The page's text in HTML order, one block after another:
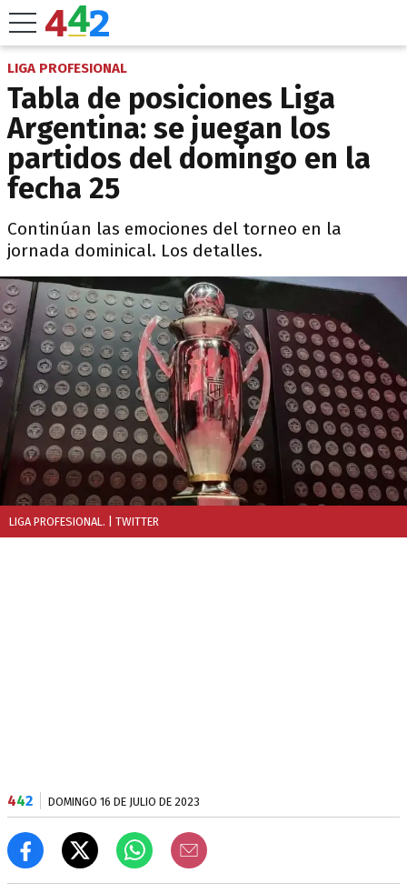
LIGA PROFESIONAL
Tabla de posiciones Liga
Argentina: se juegan los
partidos del domingo en la
fecha 25
Continúan las emociones del torneo en la
jornada dominical. Los detalles.
LIGA PROFESIONAL. | TWITTER
442 DOMINGO 16 DE JULIO DE 2023